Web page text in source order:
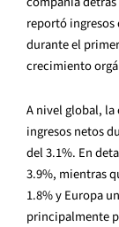
reportó ingresos
durante el
crecimiento
A nivel global, la
ingresos netos
del 3.1%. En
3.9%, mientras
1.8% y Europa
principalmente